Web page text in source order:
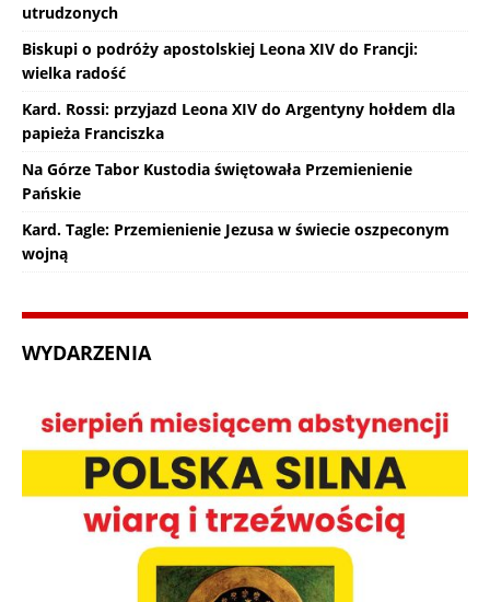
utrudzonych
Biskupi o podróży apostolskiej Leona XIV do Francji:
wielka radość
Kard. Rossi: przyjazd Leona XIV do Argentyny hołdem dla
papieża Franciszka
Na Górze Tabor Kustodia świętowała Przemienienie
Pańskie
Kard. Tagle: Przemienienie Jezusa w świecie oszpeconym
wojną
WYDARZENIA